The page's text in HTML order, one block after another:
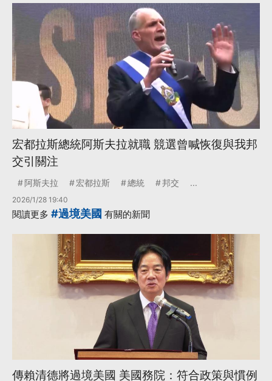
宏都拉斯總統阿斯夫拉就職 競選曾喊恢復與我邦
交引關注
阿斯夫拉 宏都拉斯 總統 邦交 ...
2026/1/28 19:40
閱讀更多 #過境美國 有關的新聞
傳賴清德將過境美國 美國務院：符合政策與慣例